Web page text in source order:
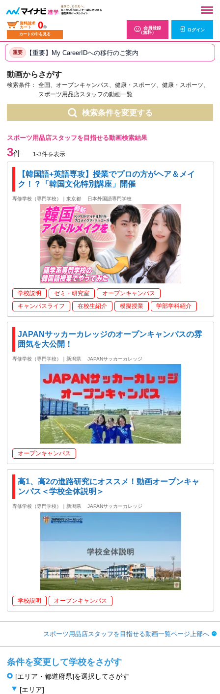
資料請求
カート
0件
カートの中を見る
会員登録
（無料）
ログイン
重要 【重要】My CareerIDへの移行のご案内
動画からさがす
検索条件：
全国、オープンキャンパス、健康・スポーツ、健康・スポーツ、
スポーツ用品店スタッフの動画一覧
検索条件を変更する
スポーツ用品店スタッフを目指せる動画検索結果
3件 1-3件を表示
【韓国語+英語専攻】授業でプロの方がヘア＆メイ
ク！？「韓国文化特別講座」開催
専修学校（専門学校）｜東京都 日本外国語専門学校
学校説明 ゼミ・研究室
オープンキャンパス
キャンパスライフ
在校生紹介 模擬授業 学部学科紹介
JAPANサッカーカレッジのオープンキャンパスの雰
囲気を大公開！
専修学校（専門学校）｜新潟県 JAPANサッカーカレッジ
オープンキャンパス
高1、高2の進路研究にオススメ！動画オープンキャ
ンパス＜学校全体説明＞
専修学校（専門学校）｜新潟県 JAPANサッカーカレッジ
学校説明 オープンキャンパス
スポーツ用品店スタッフを目指せる動画一覧ページ上部へ
条件を変更して学校をさがす
[エリア・都道府県]を選択してさがす
[エリア]